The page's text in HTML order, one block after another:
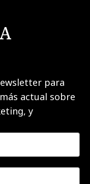
para
actual sobre
y